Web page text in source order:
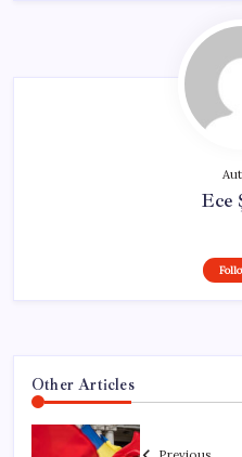
Ece
Other Articles